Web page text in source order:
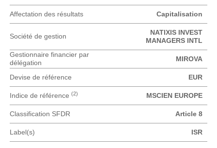
Affectation des résultats Capitalisation
Société de gestion
NATIXIS INVEST
MANAGERS INTL
Gestionnaire financier par
délégation
MIROVA
Devise de référence EUR
Indice de référence (2) MSCIEN EUROPE
Classification SFDR Article 8
Label(s) ISR